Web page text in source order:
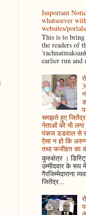
Important
whatsoever
websites/
This is to bring
the readers of
earlier run and
समझते हुए जितेंद्र
नेताओं को भी लगा
पंकज डडवाल से
ऐसा न हो कि
तथा फजीहत का
कुरुक्षेत्र ।
उम्मीदवार के रूप
गैरजिम्मेदाराना
जितेंद्र...